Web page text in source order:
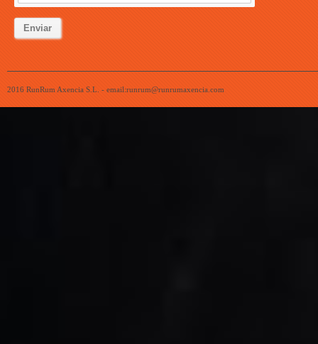
2016 RunRum Axencia S.L. - email:runrum@runrumaxencia.com